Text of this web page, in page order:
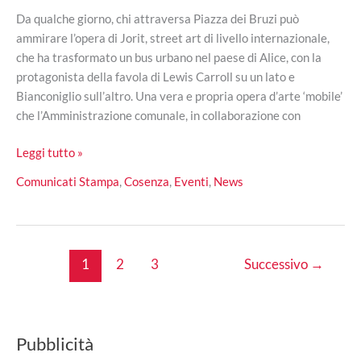
Da qualche giorno, chi attraversa Piazza dei Bruzi può
ammirare l’opera di Jorit, street art di livello internazionale,
che ha trasformato un bus urbano nel paese di Alice, con la
protagonista della favola di Lewis Carroll su un lato e
Bianconiglio sull’altro. Una vera e propria opera d’arte ‘mobile’
che l’Amministrazione comunale, in collaborazione con
Bus
Alice,
il
di
Leggi tutto »
Comunicati Stampa,Cosenza, Eventi, News
1 2 3 Successivo →
Pubblicità